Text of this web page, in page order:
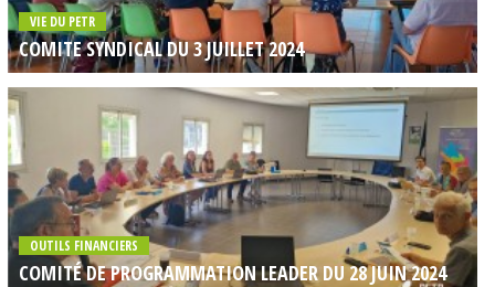
VIE DU PETR
COMITE SYNDICAL DU 3 JUILLET 2024
OUTILS FINANCIERS
COMITÉ DE PROGRAMMATION LEADER DU 28 JUIN 2024